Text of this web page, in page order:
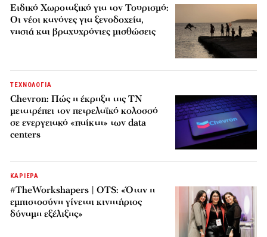
Ειδικό Χωροταξικό για τον Τουρισμό:
Οι νέοι κανόνες για ξενοδοχεία,
νησιά και βραχυχρόνιες μισθώσεις
ΤΕΧΝΟΛΟΓΙΑ
Chevron: Πώς η έκρηξη της ΤΝ
μετατρέπει τον πετρελαϊκό κολοσσό
σε ενεργειακό «παίκτη» των data
centers
ΚΑΡΙΕΡΑ
#TheWorkshapers | OTS: «Όταν η
εμπιστοσύνη γίνεται κινητήριος
δύναμη εξέλιξης»